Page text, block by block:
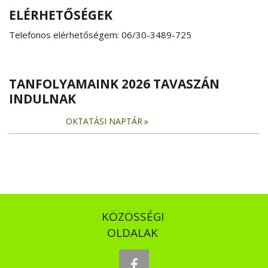
ELÉRHETŐSÉGEK
Telefonos elérhetőségem: 06/30-3489-725
TANFOLYAMAINK 2026 TAVASZÁN
INDULNAK
OKTATÁSI NAPTÁR
KÖZÖSSÉGI
OLDALAK
facebook